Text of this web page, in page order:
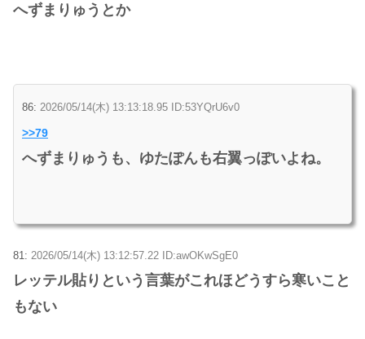
へずまりゅうとか
86: 2026/05/14(木) 13:13:18.95 ID:53YQrU6v0
>>79
へずまりゅうも、ゆたぽんも右翼っぽいよね。
81: 2026/05/14(木) 13:12:57.22 ID:awOKwSgE0
レッテル貼りという言葉がこれほどうすら寒いこと
もない